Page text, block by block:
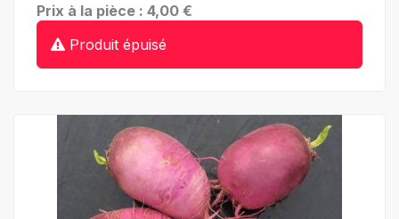
Prix à la pièce : 4,00 €
Produit épuisé